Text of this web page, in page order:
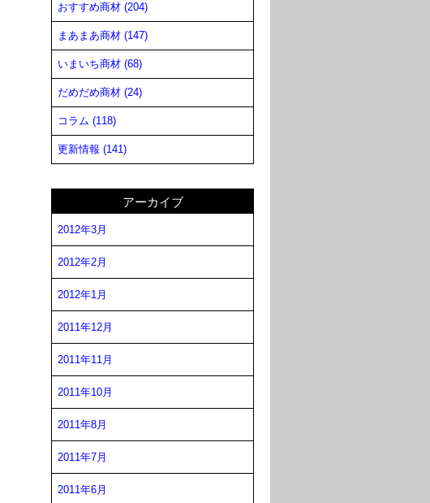
おすすめ商材 (204)
まあまあ商材 (147)
いまいち商材 (68)
だめだめ商材 (24)
コラム (118)
更新情報 (141)
アーカイブ
2012年3月
2012年2月
2012年1月
2011年12月
2011年11月
2011年10月
2011年8月
2011年7月
2011年6月